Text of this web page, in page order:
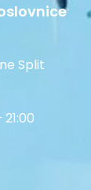
Split